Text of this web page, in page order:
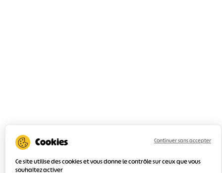
Ce site utilise des cookies et vous donne le contrôle sur ceux que vous
souhaitez activer
Continuer sans accepter